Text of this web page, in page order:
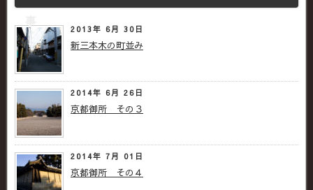
2013年 6月 30日
新三本木の町並み
2014年 6月 26日
京都御所 その３
2014年 7月 01日
京都御所 その４